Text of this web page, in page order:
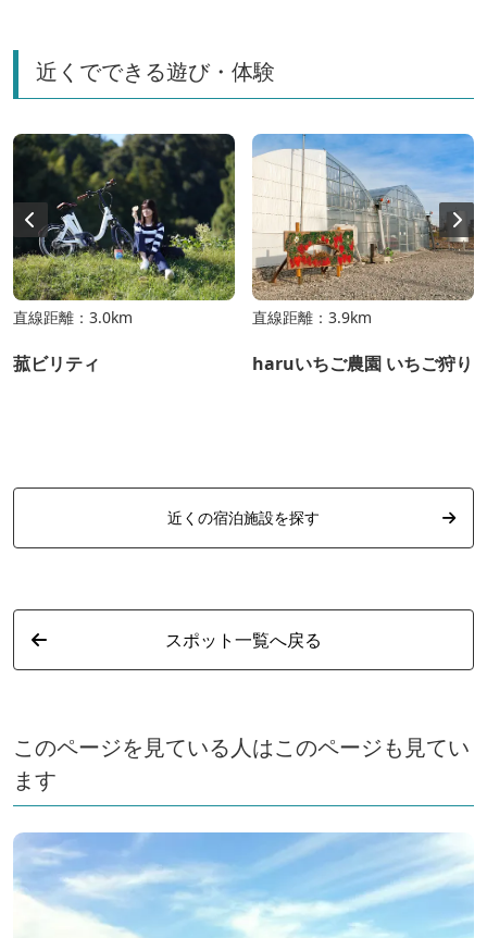
近くでできる遊び・体験
直線距離：3.0km
菰ビリティ
直線距離：3.9km
haruいちご農園 いちご狩り
近くの宿泊施設を探す
スポット一覧へ戻る
このページを見ている人はこのページも見てい
ます